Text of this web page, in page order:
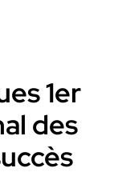
1er
des